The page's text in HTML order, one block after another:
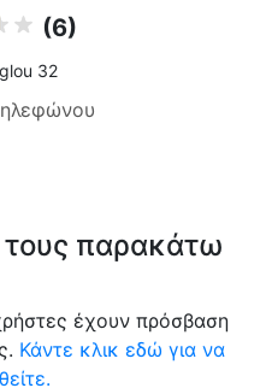
(6)
32
τους παρακάτω
έχουν πρόσβαση
Κάντε κλικ εδώ για να